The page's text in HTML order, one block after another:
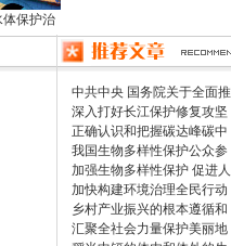
体保护治
中共中央 国务院关于全面推
深入打好长江保护修复攻坚
正确认识和把握碳达峰碳中
我国生物多样性保护公众参
加强生物多样性保护 促进人
加快构建环境治理全民行动
乡村产业振兴的根本遵循和
汇聚全社会力量保护美丽地